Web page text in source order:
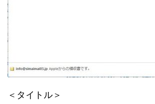
＜タイトル＞